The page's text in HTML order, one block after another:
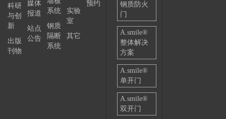
以建筑材
性、安全
性、耐久
性和经济
性以等方
面，多位
一体化为
每一件产
科研
与创
新
出版
刊物
媒体
报道
站点
公告
系统
钢质
隔断
系统
实验
室
其它
预约
钢质防火
门
A.smile®
整体解决
方案
A.smile®
单开门
A.smile®
双开门